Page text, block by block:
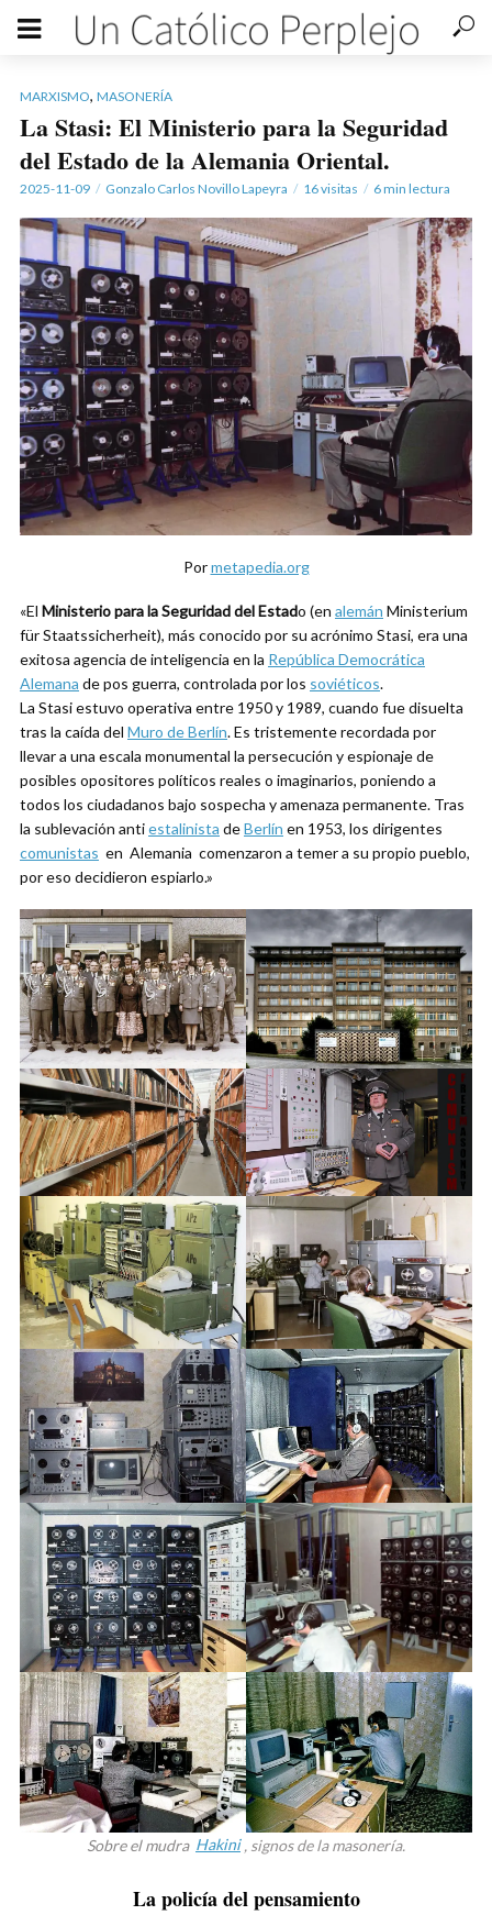
MARXISMO, MASONERÍA
La Stasi: El Ministerio para la Seguridad
del Estado de la Alemania Oriental.
2025-11-09 Gonzalo Carlos Novillo Lapeyra 16 visitas 6 min lectura
Pormetapedia.org
«El Ministerio para la Seguridad del Estado (en alemán Ministerium
für Staatssicherheit), más conocido por su acrónimo Stasi, era una
exitosa agencia de inteligencia en la República Democrática
Alemana de pos guerra, controlada por los soviéticos.
La Stasi estuvo operativa entre 1950 y 1989, cuando fue disuelta
tras la caída del Muro de Berlín. Es tristemente recordada por
llevar a una escala monumental la persecución y espionaje de
posibles opositores políticos reales o imaginarios, poniendo a
todos los ciudadanos bajo sospecha y amenaza permanente. Tras
la sublevación antiestalinista deBerlín en 1953, los dirigentes
comunistas en Alemania comenzaron a temer a su propio pueblo,
por eso decidieron espiarlo.»
Sobre el mudra Hakini , signos de la masonería.
La policía del pensamiento